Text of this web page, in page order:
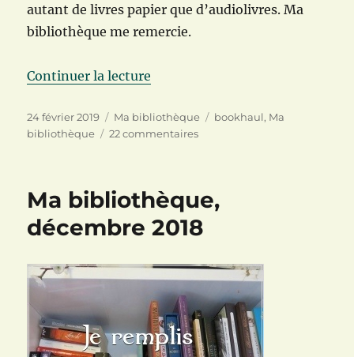
autant de livres papier que d’audiolivres. Ma
bibliothèque me remercie.
Continuer la lecture
Publié
le
24 février 2019 Catégories
Ma bibliothèque Étiquettes
bookhaul, Ma
bibliothèque
22 commentairessur
bibliothèque
janvier
Ma bibliothèque,
décembre 2018